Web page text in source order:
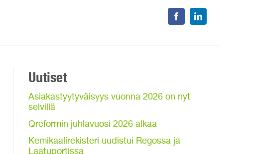
Uutiset
Asiakastyytyväisyys vuonna 2026 on nyt
selvillä
Qreformin juhlavuosi 2026 alkaa
Kemikaalirekisteri uudistui Regossa ja
Laatuportissa